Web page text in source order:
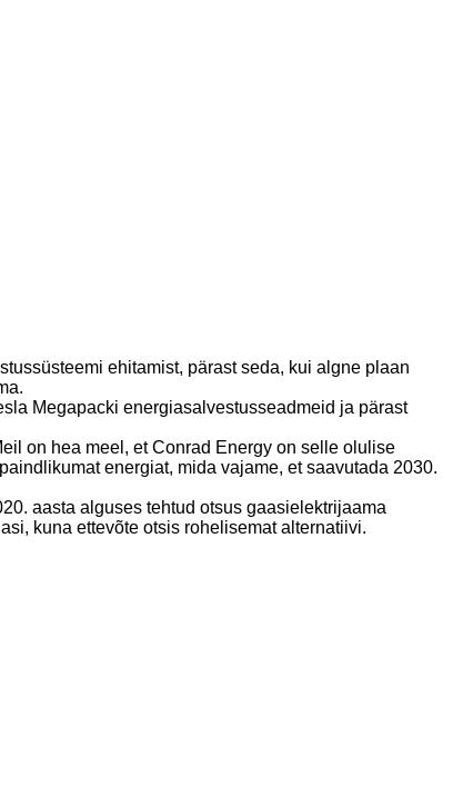
ehitamist, pärast seda, kui algne plaan
Megapacki energiasalvestusseadmeid ja pärast
on hea meel, et Conrad Energy on selle olulise
energiat, mida vajame, et saavutada 2030.
aasta alguses tehtud otsus gaasielektrijaama
kuna ettevõte otsis rohelisemat alternatiivi.